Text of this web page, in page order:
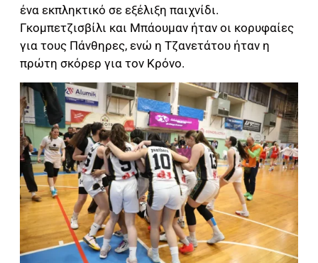
ένα εκπληκτικό σε εξέλιξη παιχνίδι.
Γκομπετζισβίλι και Μπάουμαν ήταν οι κορυφαίες
για τους Πάνθηρες, ενώ η Τζανετάτου ήταν η
πρώτη σκόρερ για τον Κρόνο.